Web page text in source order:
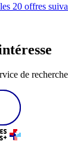
20 offres
de